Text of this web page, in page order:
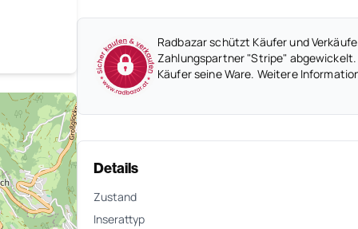
Radbazar schützt Käufer und
Zahlungspartner "Stripe"
Käufer seine Ware. Weitere
Details
Zustand
Inserattyp